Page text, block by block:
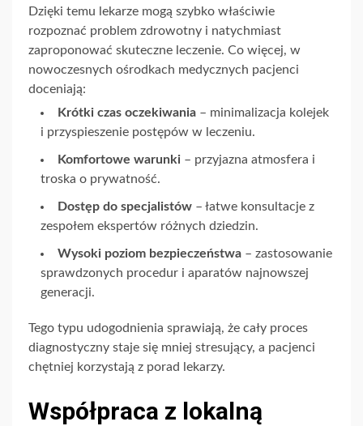
Dzięki temu lekarze mogą szybko właściwie
rozpoznać problem zdrowotny i natychmiast
zaproponować skuteczne leczenie. Co więcej, w
nowoczesnych ośrodkach medycznych pacjenci
doceniają:
Krótki czas oczekiwania – minimalizacja kolejek
i przyspieszenie postępów w leczeniu.
Komfortowe warunki – przyjazna atmosfera i
troska o prywatność.
Dostęp do specjalistów – łatwe konsultacje z
zespołem ekspertów różnych dziedzin.
Wysoki poziom bezpieczeństwa – zastosowanie
sprawdzonych procedur i aparatów najnowszej
generacji.
Tego typu udogodnienia sprawiają, że cały proces
diagnostyczny staje się mniej stresujący, a pacjenci
chętniej korzystają z porad lekarzy.
Współpraca z lokalną